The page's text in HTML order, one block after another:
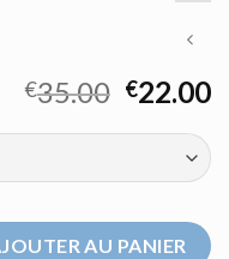
€35.00 €22.00
courteAU PANIER